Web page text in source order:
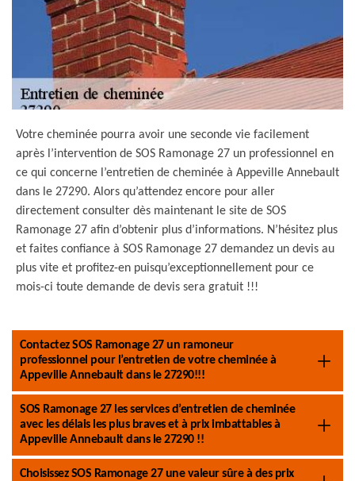
Votre cheminée pourra avoir une seconde vie facilement
après l’intervention de SOS Ramonage 27 un professionnel en
ce qui concerne l’entretien de cheminée à Appeville Annebault
dans le 27290. Alors qu’attendez encore pour aller
directement consulter dès maintenant le site de SOS
Ramonage 27 afin d’obtenir plus d’informations. N’hésitez plus
et faites confiance à SOS Ramonage 27 demandez un devis au
plus vite et profitez-en puisqu’exceptionnellement pour ce
mois-ci toute demande de devis sera gratuit !!!
Contactez SOS Ramonage 27 un ramoneur
professionnel pour l’entretien de votre cheminée à
Appeville Annebault dans le 27290!!!
SOS Ramonage 27 les services d’entretien de cheminée
avec les délais les plus braves et à prix imbattables à
Appeville Annebault dans le 27290 !!
Choisissez SOS Ramonage 27 une valeur sûre à des prix